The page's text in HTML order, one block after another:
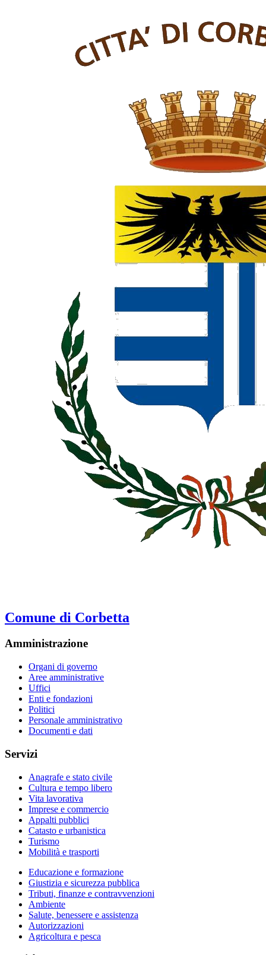
Comune di Corbetta
Amministrazione
Organi di governo
Aree amministrative
Uffici
Enti e fondazioni
Politici
Personale amministrativo
Documenti e dati
Servizi
Anagrafe e stato civile
Cultura e tempo libero
Vita lavorativa
Imprese e commercio
Appalti pubblici
Catasto e urbanistica
Turismo
Mobilità e trasporti
Educazione e formazione
Giustizia e sicurezza pubblica
Tributi, finanze e contravvenzioni
Ambiente
Salute, benessere e assistenza
Autorizzazioni
Agricoltura e pesca